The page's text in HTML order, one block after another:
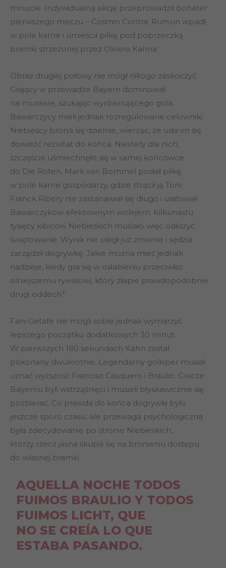
minucie. Indywidualną akcję przeprowadził bohater
pierwszego meczu – Cosmin Contra. Rumun wpadł
w pole karne i umieścił piłkę pod poprzeczką
bramki strzeżonej przez Olivera Kahna.
Obraz drugiej połowy nie mógł nikogo zaskoczyć.
Grający w przewadze Bayern dominował
na murawie, szukając wyrównującego gola.
Bawarczycy mieli jednak rozregulowane celowniki.
Niebiescy bronili się dzielnie, wierząc, że uda im się
dowieźć rezultat do końca. Niestety dla nich,
szczęście uśmiechnęło się w samej końcówce
do Die Roten. Mark van Bommel posłał piłkę
w pole karne gospodarzy, gdzie strącił ją Toni.
Franck Ribery nie zastanawiał się długo i uratował
Bawarczyków efektownym wolejem. Kilkunastu
tysięcy kibiców Niebieskich musiało więc odłożyć
świętowanie. Wynik nie uległ już zmianie i sędzia
zarządził dogrywkę. Jakie można mieć jednak
nadzieje, kiedy gra się w osłabieniu przeciwko
silniejszemu rywalowi, który złapie prawdopodobnie
drugi oddech?
Fani Getafe nie mogli sobie jednak wymarzyć
lepszego początku dodatkowych 30 minut.
W pierwszych 180 sekundach Kahn został
pokonany dwukrotnie. Legendarny golkiper musiał
uznać wyższość Franciso Casquero i Braulio. Gracze
Bayernu byli wstrząśnięci i musieli błyskawicznie się
pozbierać. Co prawda do końca dogrywki było
jeszcze sporo czasu, ale przewaga psychologiczna
była zdecydowanie po stronie Niebieskich,
którzy rzecz jasna skupili się na bronieniu dostępu
do własnej bramki.
AQUELLA NOCHE TODOS
FUIMOS BRAULIO Y TODOS
FUIMOS LICHT, QUE
NO SE CREÍA LO QUE
ESTABA PASANDO.